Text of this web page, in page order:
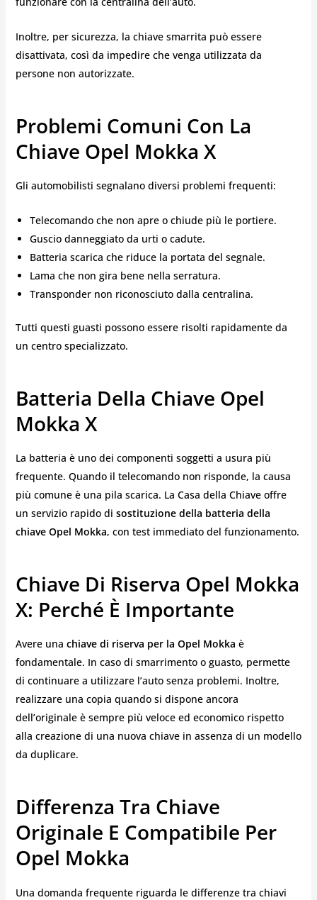
Inoltre, per sicurezza, la chiave smarrita può essere
disattivata, così da impedire che venga utilizzata da
persone non autorizzate.
Problemi Comuni Con La
Chiave Opel Mokka X
Gli automobilisti segnalano diversi problemi frequenti:
Telecomando che non apre o chiude più le portiere.
Guscio danneggiato da urti o cadute.
Batteria scarica che riduce la portata del segnale.
Lama che non gira bene nella serratura.
Transponder non riconosciuto dalla centralina.
Tutti questi guasti possono essere risolti rapidamente da
un centro specializzato.
Batteria Della Chiave Opel
Mokka X
La batteria è uno dei componenti soggetti a usura più
frequente. Quando il telecomando non risponde, la causa
più comune è una pila scarica. La Casa della Chiave offre
un servizio rapido di sostituzione della batteria della
chiave Opel Mokka, con test immediato del funzionamento.
Chiave Di Riserva Opel Mokka
X: Perché È Importante
Avere una chiave di riserva per la Opel Mokka è
fondamentale. In caso di smarrimento o guasto, permette
di continuare a utilizzare l’auto senza problemi. Inoltre,
realizzare una copia quando si dispone ancora
dell’originale è sempre più veloce ed economico rispetto
alla creazione di una nuova chiave in assenza di un modello
da duplicare.
Differenza Tra Chiave
Originale E Compatibile Per
Opel Mokka
Una domanda frequente riguarda le differenze tra chiavi